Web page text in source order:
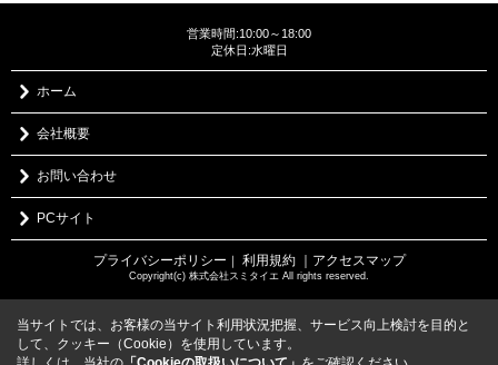
営業時間:10:00～18:00
定休日:水曜日
ホーム
会社概要
お問い合わせ
PCサイト
プライバシーポリシー ｜ 利用規約 ｜アクセスマップ
Copyright(c) 株式会社スミタイエ All rights reserved.
当サイトでは、お客様の当サイト利用状況把握、サービス向上検討を目的と
して、クッキー（Cookie）を使用しています。